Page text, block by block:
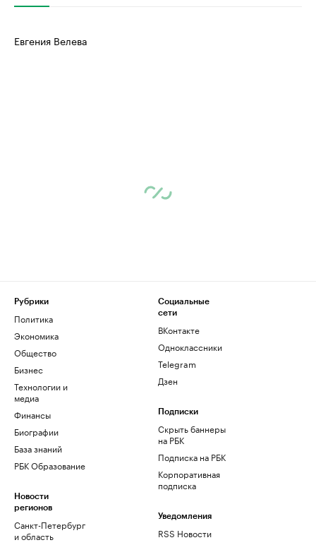
Евгения Велева
Рубрики
Политика
Экономика
Общество
Бизнес
Технологии и
медиа
Финансы
Биографии
База знаний
РБК Образование
Новости
регионов
Санкт-Петербург
и область
Социальные
сети
ВКонтакте
Одноклассники
Telegram
Дзен
Подписки
Скрыть баннеры
на РБК
Подписка на РБК
Корпоративная
подписка
Уведомления
RSS Новости